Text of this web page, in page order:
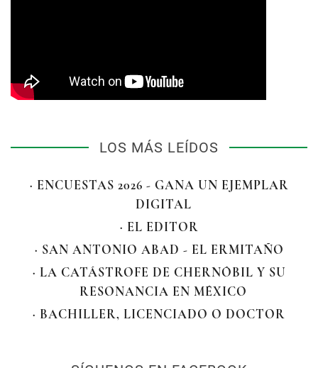
LOS MÁS LEÍDOS
· ENCUESTAS 2026 - GANA UN EJEMPLAR
DIGITAL
· EL EDITOR
· SAN ANTONIO ABAD - EL ERMITAÑO
· LA CATÁSTROFE DE CHERNÓBIL Y SU
RESONANCIA EN MÉXICO
· BACHILLER, LICENCIADO O DOCTOR